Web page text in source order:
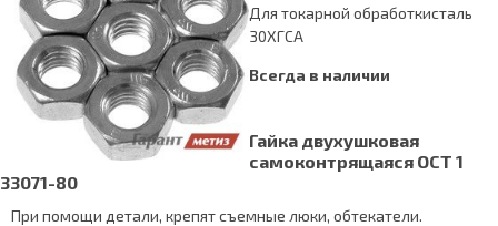
Для токарной обработкисталь
30ХГСА
Всегда в наличии
Гайка двухушковая
самоконтрящаяся ОСТ 1
33071-80
При помощи детали, крепят съемные люки, обтекатели.